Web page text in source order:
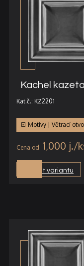
Kachel
Kat.č.: KZ2201
Motivy | Větrací
1,000 j.
Vybrat variantu